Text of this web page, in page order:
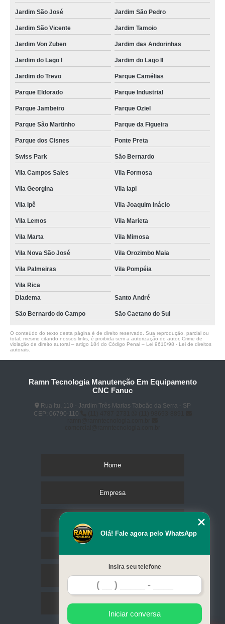
Jardim São José Jardim São Pedro
Jardim São Vicente Jardim Tamoio
Jardim Von Zuben Jardim das Andorinhas
Jardim do Lago I Jardim do Lago II
Jardim do Trevo Parque Camélias
Parque Eldorado Parque Industrial
Parque Jambeiro Parque Oziel
Parque São Martinho Parque da Figueira
Parque dos Cisnes Ponte Preta
Swiss Park São Bernardo
Vila Campos Sales Vila Formosa
Vila Georgina Vila Iapi
Vila Ipê Vila Joaquim Inácio
Vila Lemos Vila Marieta
Vila Marta Vila Mimosa
Vila Nova São José Vila Orozimbo Maia
Vila Palmeiras Vila Pompéia
Vila Rica
Diadema
Santo André
São Bernardo do Campo São Caetano do Sul
O conteúdo do texto desta página é de direito reservado. Sua reprodução, parcial ou
total, mesmo citando nossos links, é proibida sem a autorização do autor. Crime de
violação de direito autoral – artigo 184 do Código Penal – Lei 9610/98 - Lei de direitos
autorais
Ramn Tecnologia Manutenção Em Equipamento
CNC Fanuc
Rua Itu, 110 - Jardim Três Marias Taboão da Serra - SP
CEP: 06790-110
Home
Empresa
Contato
Mapa do site
Olá! Fale agora pelo WhatsApp
Insira seu telefone
Iniciar conversa